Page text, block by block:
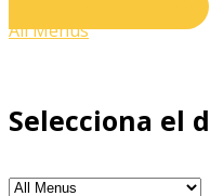
All Menus
Selecciona el